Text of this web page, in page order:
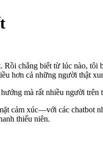
chẳng biết từ lúc nào,
hơn cả những người thật
mà rất nhiều người trên
cảm xúc—với các chatbot
thiếu niên.